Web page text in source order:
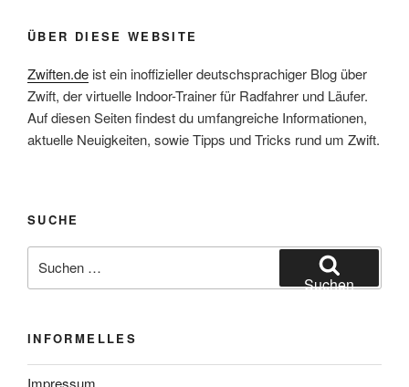
ÜBER DIESE WEBSITE
Zwiften.de ist ein inoffizieller deutschsprachiger Blog über
Zwift, der virtuelle Indoor-Trainer für Radfahrer und Läufer.
Auf diesen Seiten findest du umfangreiche Informationen,
aktuelle Neuigkeiten, sowie Tipps und Tricks rund um Zwift.
SUCHE
nach:
Suchen
INFORMELLES
Impressum